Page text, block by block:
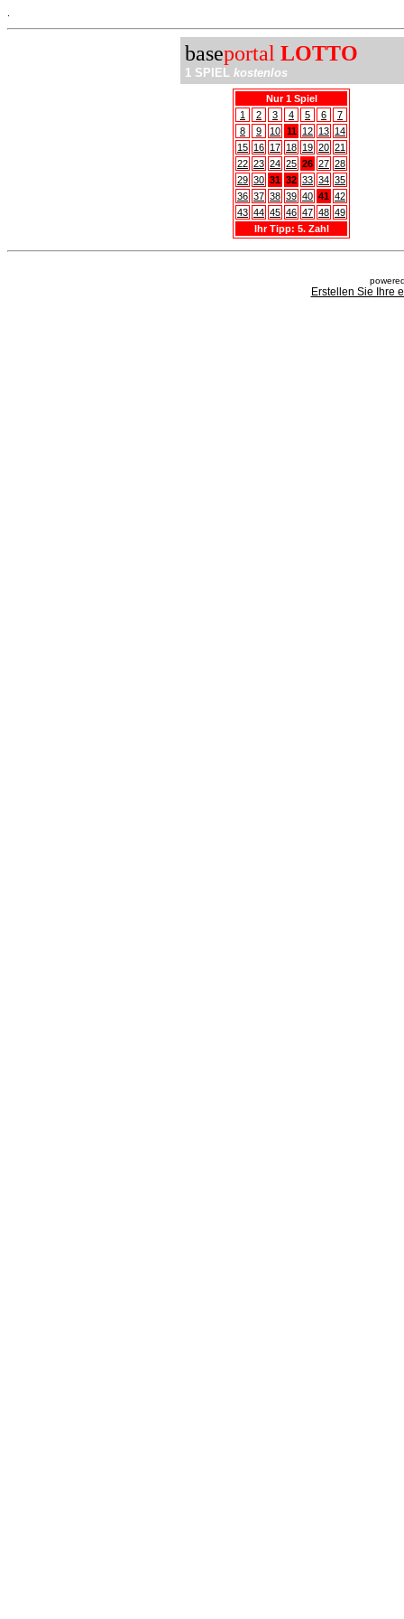
baseportal LOTTO
1 SPIEL kostenlos
Nur 1 Spiel
1
2 3 4 5 6
7
8
9 10 11 12 13 14
15 16 17 18 19 20 21
22 23 24 25 26 27 28
29 30 31 32 33 34 35
36 37 38 39 40 41 42
43 44 45 46 47 48 49
Ihr Tipp: 5. Zahl
Erstellen Sie Ihre